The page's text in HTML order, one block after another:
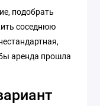
подобрать
соседнюю
аренда прошла